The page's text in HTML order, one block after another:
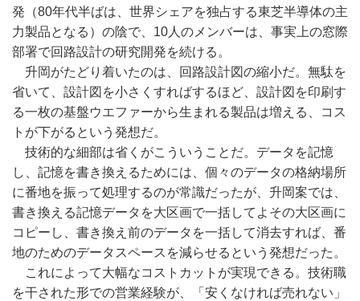
発（80年代半ばは、世界シェアを独占する東芝半導体の主
力製品となる）の陰で、10人のメンバーは、事実上の窓際
部署で回路設計の研究開発を続ける。
升岡がたどり着いたのは、回路設計図の縮小だ。無駄を
省いて、設計図を小さくすればするほど、設計図を印刷す
る一枚の基盤ウエファーから生まれる製品は増える、コス
トが下がるという発想だ。
技術的な細部は省くがこういうことだ。データを記憶
し、記憶を書き換えるためには、個々のデータの格納場所
に番地を振って処理するのが常識だったが、升岡案では、
書き換える記憶データを大区画で一括してよその大区画に
コピーし、書き換え前のデータを一括して消去すれば、番
地のためのデータスペースを減らせるという発想だった。
これによって大幅なコストカットが実現できる。技術職
を干された形での営業経験が、「安くなければ売れない」